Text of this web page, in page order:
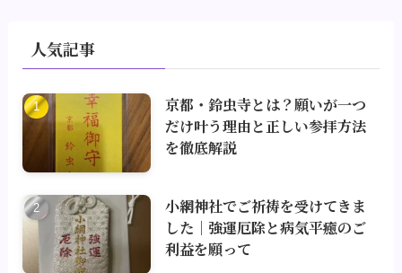
人気記事
京都・鈴虫寺とは？願いが一つ
だけ叶う理由と正しい参拝方法
を徹底解説
小網神社でご祈祷を受けてきま
した｜強運厄除と病気平癒のご
利益を願って